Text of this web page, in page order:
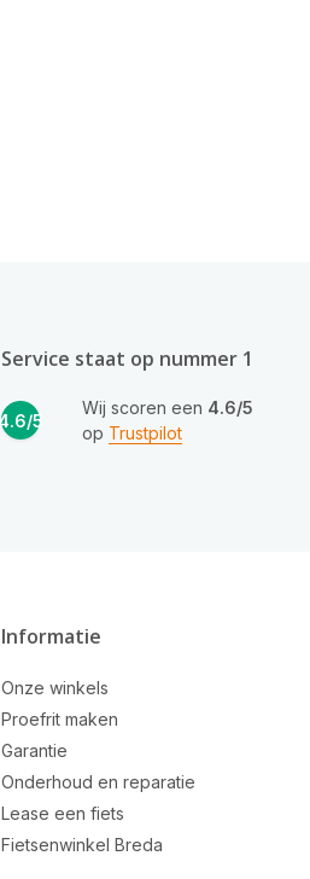
Service staat op nummer 1
4.6/5
Wij scoren een 4.6/5
op Trustpilot
Informatie
Onze winkels
Proefrit maken
Garantie
Onderhoud en reparatie
Lease een fiets
Fietsenwinkel Breda